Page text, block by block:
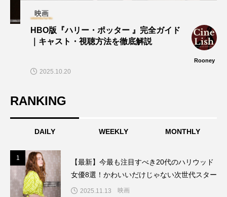
映画
HBO版『ハリー・ポッター 』完全ガイド
｜キャスト・視聴方法を徹底解説
Rooney
2025.10.20
RANKING
DAILY WEEKLY MONTHLY
1
【最新】今最も注目すべき20代のハリウッド
女優8選！かわいいだけじゃない次世代スター
2025.11.13 映画